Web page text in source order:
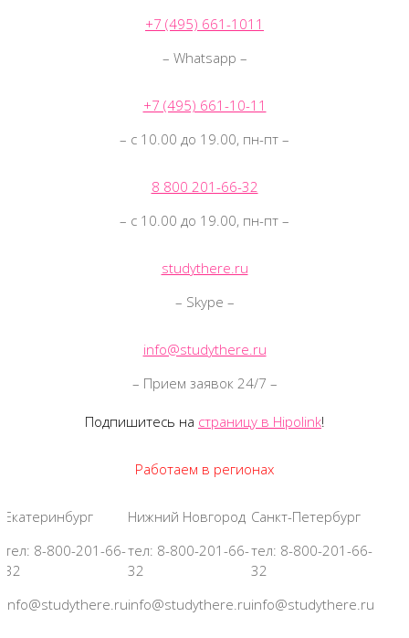
+7 (495) 661-1011
– Whatsapp –
+7 (495) 661-10-11
– с 10.00 до 19.00, пн-пт –
8 800 201-66-32
– с 10.00 до 19.00, пн-пт –
studythere.ru
– Skype –
info@studythere.ru
– Прием заявок 24/7 –
Подпишитесь на страницу в Hipolink!
Работаем в регионах
Санкт-Петербург
тел: 8-800-201-66-
32
info@studythere.ru
Нижний Новгород
тел: 8-800-201-66-
32
info@studythere.ru
Екатеринбург
тел: 8-800-201-66-
32
info@studythere.ru